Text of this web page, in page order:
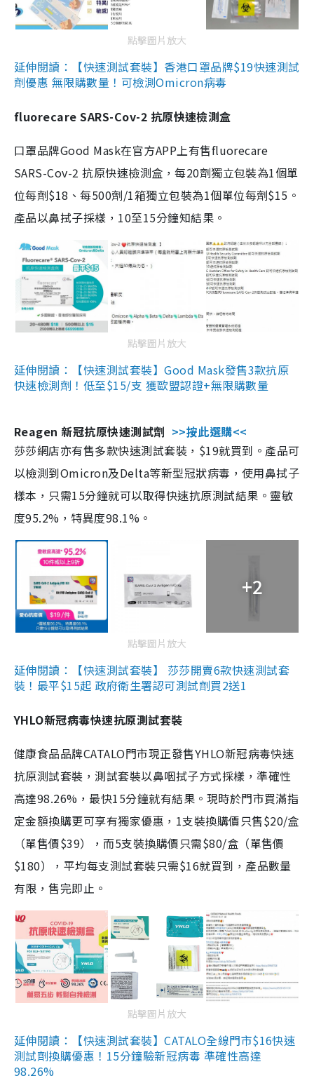
點擊圖片放大
延伸閱讀：【快速測試套裝】香港口罩品牌$19快速測試
劑優惠 無限購數量！可檢測Omicron病毒
fluorecare SARS-Cov-2 抗原快速檢測盒
口罩品牌Good Mask在官方APP上有售fluorecare
SARS-Cov-2 抗原快速檢測盒，每20劑獨立包裝為1個單
位每劑$18、每500劑/1箱獨立包裝為1個單位每劑$15。
產品以鼻拭子採樣，10至15分鐘知結果。
點擊圖片放大
延伸閱讀：【快速測試套裝】Good Mask發售3款抗原
快速檢測劑！低至$15/支 獲歐盟認證+無限購數量
Reagen 新冠抗原快速測試劑 >>按此選購<<
莎莎網店亦有售多款快速測試套裝，$19就買到。產品可
以檢測到Omicron及Delta等新型冠狀病毒，使用鼻拭子
樣本，只需15分鐘就可以取得快速抗原測試結果。靈敏
度95.2%，特異度98.1%。
+2
點擊圖片放大
延伸閱讀：【快速測試套裝】 莎莎開賣6款快速測試套
裝！最平$15起 政府衛生署認可測試劑買2送1
YHLO新冠病毒快速抗原測試套裝
健康食品品牌CATALO門市現正發售YHLO新冠病毒快速
抗原測試套裝，測試套裝以鼻咽拭子方式採樣，準確性
高達98.26%，最快15分鐘就有結果。現時於門市買滿指
定金額換購更可享有獨家優惠，1支裝換購價只售$20/盒
（單售價$39），而5支裝換購價只需$80/盒（單售價
$180），平均每支測試套裝只需$16就買到，產品數量
有限，售完即止。
點擊圖片放大
延伸閱讀：【快速測試套裝】CATALO全線門市$16快速
測試劑換購優惠！15分鐘驗新冠病毒 準確性高達
98.26%